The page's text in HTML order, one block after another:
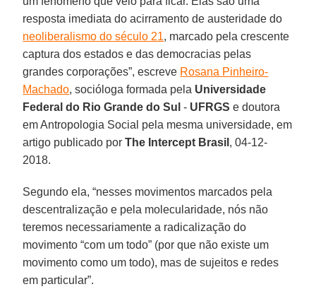
resposta imediata do acirramento de austeridade do
neoliberalismo do século 21, marcado pela crescente
captura dos estados e das democracias pelas
grandes corporações”, escreve Rosana Pinheiro-
Machado, socióloga formada pela Universidade
Federal do Rio Grande do Sul- UFRGS e doutora
em Antropologia Social pela mesma universidade, em
artigo publicado porThe Intercept Brasil , 04-12-
2018.
Segundo ela, “nesses movimentos marcados pela
descentralização e pela molecularidade, nós não
teremos necessariamente a radicalização do
movimento “com um todo” (por que não existe um
movimento como um todo), mas de sujeitos e redes
em particular”.